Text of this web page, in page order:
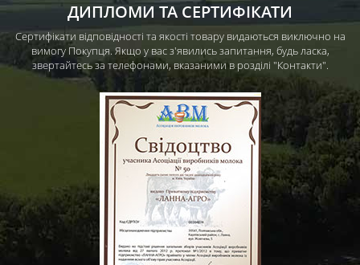
ДИПЛОМИ ТА СЕРТИФІКАТИ
Сертифікати відповідності та якості товару видаються виключно на
вимогу Покупця. Якщо у вас з'явились запитання, будь ласка,
звертайтесь за телефонами, вказаними в розділі "Контакти".